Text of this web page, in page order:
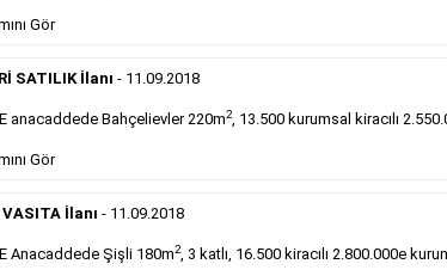
Devamını Gör
takip ederek farklı ilan türleri hakkında
Gör
SATILIK İlanı - 11.09.2018
anacaddede Bahçelievler 220m2, 13.500 kurumsal kiracılı
Gör
İlanı - 11.09.2018
Anacaddede Şişli 180m2, 3 katlı, 16.500 kiracılı 2.800.000e